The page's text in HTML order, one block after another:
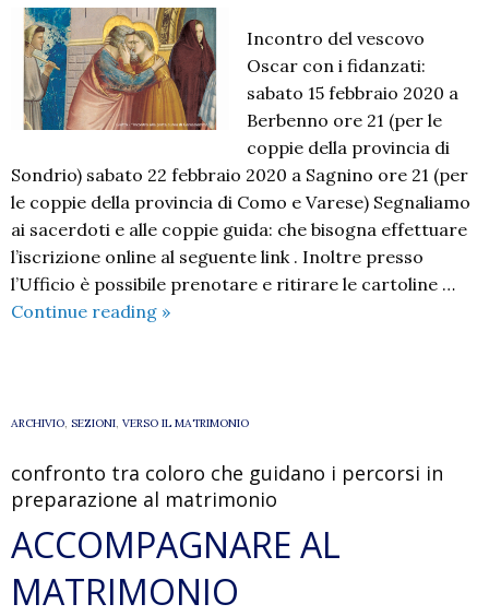
Incontro del vescovo
Oscar con i fidanzati:
sabato 15 febbraio 2020 a
Berbenno ore 21 (per le
coppie della provincia di
Sondrio) sabato 22 febbraio 2020 a Sagnino ore 21 (per
le coppie della provincia di Como e Varese) Segnaliamo
ai sacerdoti e alle coppie guida: che bisogna effettuare
l’iscrizione online al seguente link . Inoltre presso
l’Ufficio è possibile prenotare e ritirare le cartoline …
Continue reading Incontro
i
»
ARCHIVIO, SEZIONI, VERSO IL MATRIMONIO
confronto tra coloro che guidano i percorsi in
preparazione al matrimonio
ACCOMPAGNARE AL
MATRIMONIO